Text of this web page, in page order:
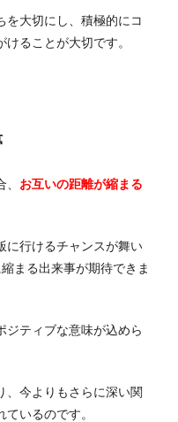
を大切にし、積極的にコ
ることが大切です。
お互いの距離が縮まる
に行けるチャンスが舞い
まる出来事が期待できま
ジティブな意味が込めら
、今よりもさらに深い関
いるのです。